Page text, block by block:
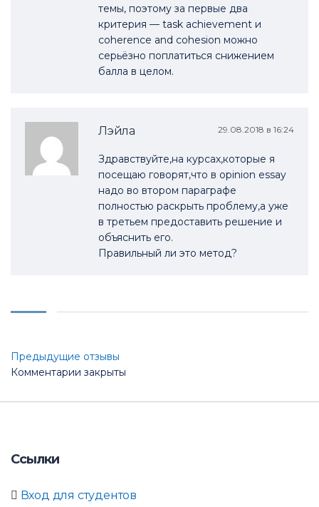
темы, поэтому за первые два
критерия — task achievement и
coherence and cohesion можно
серьёзно поплатиться снижением
балла в целом.
Лэйла 29.08.2018 в 16:24
Здравствуйте,на курсах,которые я
посещаю говорят,что в opinion essay
надо во втором параграфе
полностью раскрыть проблему,а уже
в третьем предоставить решение и
объяснить его.
Правильный ли это метод?
Прокомментируйте
Предыдущие отзывы
Комментарии закрыты
Ссылки
Вход для студентов